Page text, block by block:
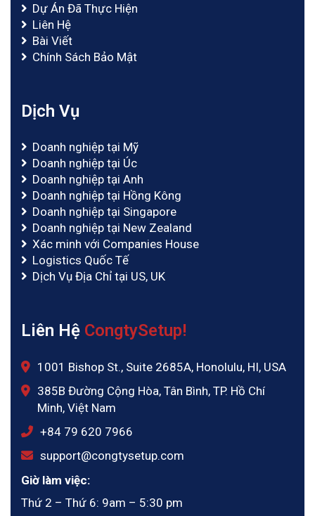
Dự Án Đã Thực Hiện
Liên Hệ
Bài Viết
Chính Sách Bảo Mật
Dịch Vụ
Doanh nghiệp tại Mỹ
Doanh nghiệp tại Úc
Doanh nghiệp tại Anh
Doanh nghiệp tại Hồng Kông
Doanh nghiệp tại Singapore
Doanh nghiệp tại New Zealand
Xác minh với Companies House
Logistics Quốc Tế
Dịch Vụ Địa Chỉ tại US, UK
Liên Hệ CongtySetup!
1001 Bishop St., Suite 2685A, Honolulu, HI, USA
385B Đường Cộng Hòa, Tân Bình, TP. Hồ Chí
Minh, Việt Nam
‪+84 79 620 7966
support@congtysetup.com
Giờ làm việc:
Thứ 2 – Thứ 6: 9am – 5:30 pm